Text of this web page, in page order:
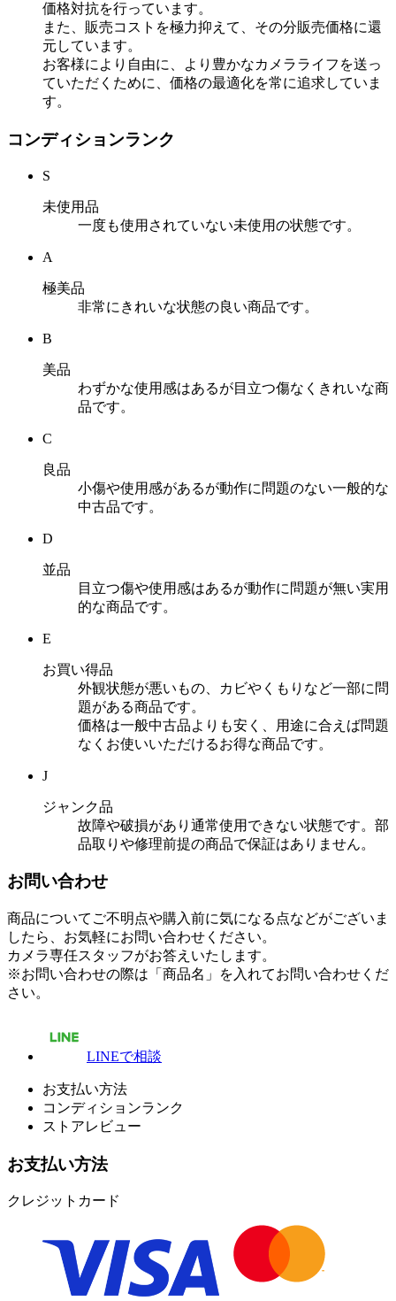
価格対抗を行っています。
また、販売コストを極力抑えて、その分販売価格に還
元しています。
お客様により自由に、より豊かなカメラライフを送っ
ていただくために、価格の最適化を常に追求していま
す。
コンディションランク
S
未使用品
一度も使用されていない未使用の状態です。
A
極美品
非常にきれいな状態の良い商品です。
B
美品
わずかな使用感はあるが目立つ傷なくきれいな商
品です。
C
良品
小傷や使用感があるが動作に問題のない一般的な
中古品です。
D
並品
目立つ傷や使用感はあるが動作に問題が無い実用
的な商品です。
E
お買い得品
外観状態が悪いもの、カビやくもりなど一部に問
題がある商品です。
価格は一般中古品よりも安く、用途に合えば問題
なくお使いいただけるお得な商品です。
J
ジャンク品
故障や破損があり通常使用できない状態です。部
品取りや修理前提の商品で保証はありません。
お問い合わせ
商品についてご不明点や購入前に気になる点などがございま
したら、お気軽にお問い合わせください。
カメラ専任スタッフがお答えいたします。
※お問い合わせの際は「商品名」を入れてお問い合わせくだ
さい。
LINEで相談
お支払い方法
コンディションランク
ストアレビュー
お支払い方法
クレジットカード